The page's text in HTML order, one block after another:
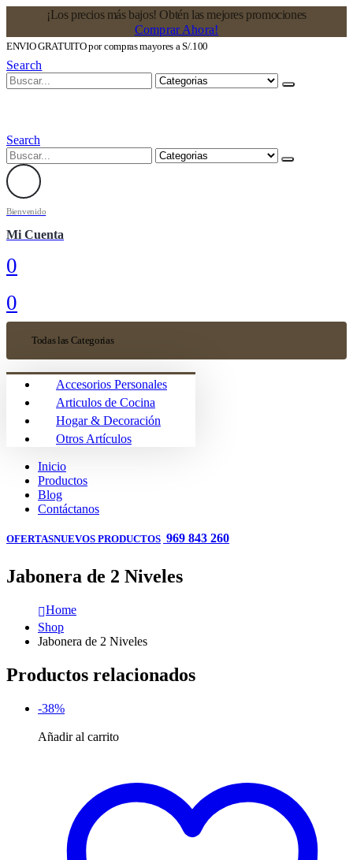
¡Los precios más bajos! Obtén las mejores promociones
Comprar Ahora!
ENVIO GRATUITO por compras mayores a S/.100
Search
Search
Bienvenido
Mi Cuenta
0
0
Todas las Categorias
Accesorios Personales
Articulos de Cocina
Hogar & Decoración
Otros Artículos
Inicio
Productos
Blog
Contáctanos
OFERTASNUEVOS PRODUCTOS 969 843 260
Jabonera de 2 Niveles
Home
Shop
Jabonera de 2 Niveles
Productos relacionados
-38%
Añadir al carrito